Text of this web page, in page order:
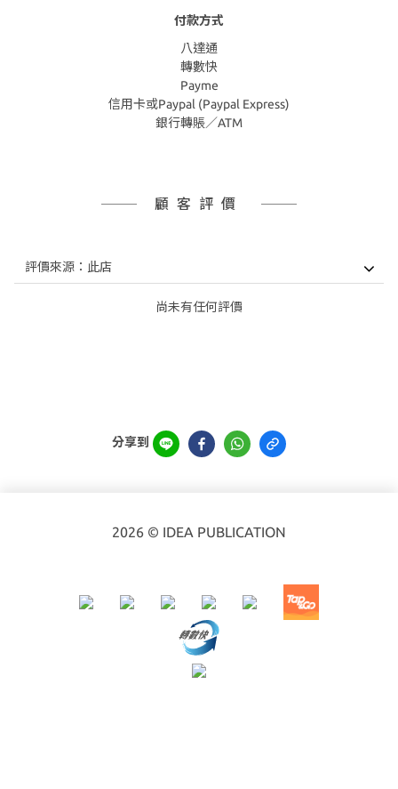
付款方式
八達通
轉數快
Payme
信用卡或Paypal (Paypal Express)
銀行轉賬／ATM
顧客評價
尚未有任何評價
分享到
2026 © IDEA PUBLICATION